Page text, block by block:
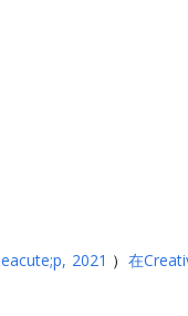
, 2021 ） 在